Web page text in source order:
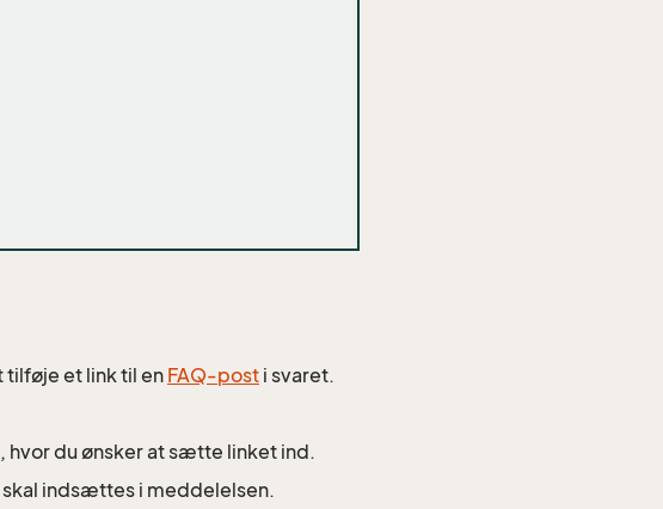
tilføje et link til en FAQ-post i svaret.
du ønsker at sætte linket ind.
indsættes i meddelelsen.